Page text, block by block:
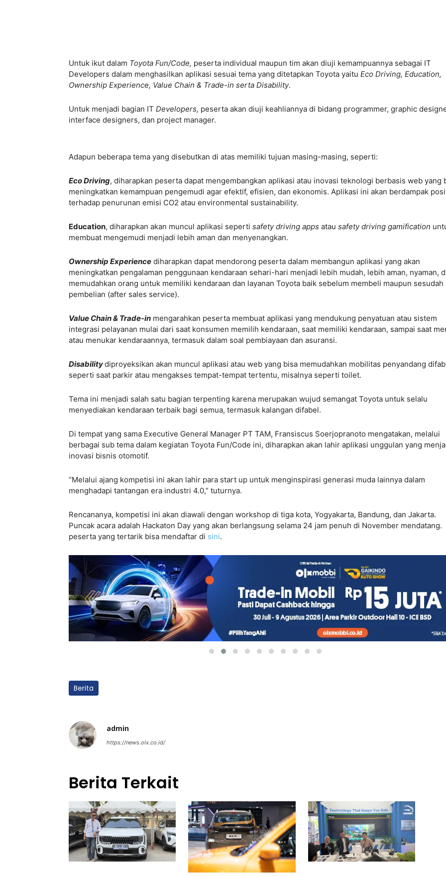
Untuk ikut dalam Toyota Fun/Code, peserta individual maupun tim akan diuji kemampuannya sebagai IT
Developers dalam menghasilkan aplikasi sesuai tema yang ditetapkan Toyota yaitu Eco Driving, Education,
Ownership Experience, Value Chain & Trade-in serta Disability.
Untuk menjadi bagian IT Developers, peserta akan diuji keahliannya di bidang programmer, graphic
interface designers, dan project manager.
Adapun beberapa tema yang disebutkan di atas memiliki tujuan masing-masing, seperti:
Eco Driving, diharapkan peserta dapat mengembangkan aplikasi atau inovasi teknologi berbasis web yang
meningkatkan kemampuan pengemudi agar efektif, efisien, dan ekonomis. Aplikasi ini akan berdampak
terhadap penurunan emisi CO2 atau environmental sustainability.
Education, diharapkan akan muncul aplikasi seperti safety driving apps atau safety driving gamification
membuat mengemudi menjadi lebih aman dan menyenangkan.
Ownership Experience diharapkan dapat mendorong peserta dalam membangun aplikasi yang akan
meningkatkan pengalaman penggunaan kendaraan sehari-hari menjadi lebih mudah, lebih aman, nyaman,
memudahkan orang untuk memiliki kendaraan dan layanan Toyota baik sebelum membeli maupun sesudah
pembelian (after sales service).
Value Chain & Trade-in mengarahkan peserta membuat aplikasi yang mendukung penyatuan atau sistem
integrasi pelayanan mulai dari saat konsumen memilih kendaraan, saat memiliki kendaraan, sampai saat
atau menukar kendaraannya, termasuk dalam soal pembiayaan dan asuransi.
Disabilitydiproyeksikan akan muncul aplikasi atau web yang bisa memudahkan mobilitas penyandang
seperti saat parkir atau mengakses tempat-tempat tertentu, misalnya seperti toilet.
Tema ini menjadi salah satu bagian terpenting karena merupakan wujud semangat Toyota untuk selalu
menyediakan kendaraan terbaik bagi semua, termasuk kalangan difabel.
Di tempat yang sama Executive General Manager PT TAM, Fransiscus Soerjopranoto mengatakan, melalui
berbagai sub tema dalam kegiatan Toyota Fun/Code ini, diharapkan akan lahir aplikasi unggulan yang
inovasi bisnis otomotif.
“Melalui ajang kompetisi ini akan lahir para start up untuk menginspirasi generasi muda lainnya dalam
menghadapi tantangan era industri 4.0,” tuturnya.
Rencananya, kompetisi ini akan diawali dengan workshop di tiga kota, Yogyakarta, Bandung, dan Jakarta.
Puncak acara adalah Hackaton Day yang akan berlangsung selama 24 jam penuh di November mendatang.
peserta yang tertarik bisa mendaftar di sini.
Berita
admin
https://news.olx.co.id/
Berita Terkait